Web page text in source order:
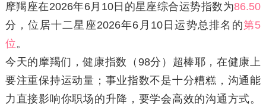
摩羯座在2026年6月10日 的星座综合运势指数为86.50
分，位居十二星座2026年6月10日运势总排名的第5
位。
今天的摩羯们，健康指数（98分）超棒耶，在健康上
要注重保持运动量；事业指数不是十分糟糕，沟通能
力直接影响你职场的升降，要学会高效的沟通方式。